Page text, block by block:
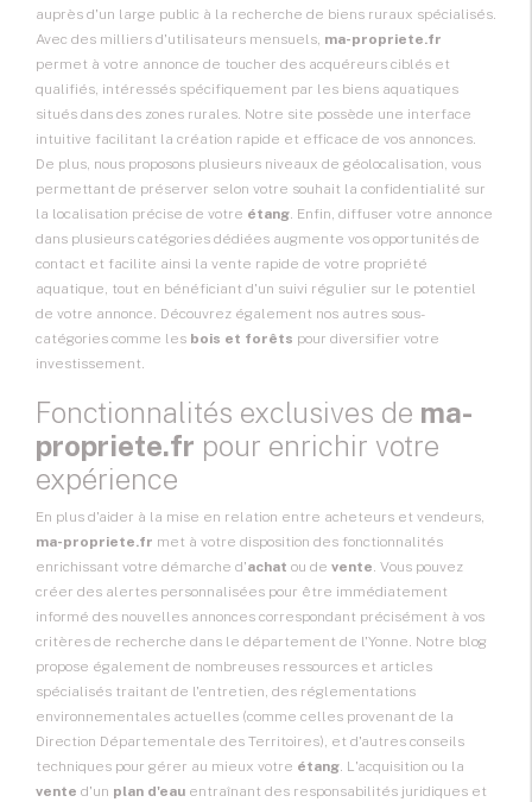
auprès d'un large public à la recherche de biens ruraux spécialisés.
Avec des milliers d'utilisateurs mensuels, ma-propriete.fr
permet à votre annonce de toucher des acquéreurs ciblés et
qualifiés, intéressés spécifiquement par les biens aquatiques
situés dans des zones rurales. Notre site possède une interface
intuitive facilitant la création rapide et efficace de vos annonces.
De plus, nous proposons plusieurs niveaux de géolocalisation, vous
permettant de préserver selon votre souhait la confidentialité sur
la localisation précise de votre étang. Enfin, diffuser votre annonce
dans plusieurs catégories dédiées augmente vos opportunités de
contact et facilite ainsi la vente rapide de votre propriété
aquatique, tout en bénéficiant d'un suivi régulier sur le potentiel
de votre annonce. Découvrez également nos autres sous-
catégories comme les bois et forêts pour diversifier votre
investissement.
Fonctionnalités exclusives de ma-
propriete.fr pour enrichir votre
expérience
En plus d'aider à la mise en relation entre acheteurs et vendeurs,
ma-propriete.fr met à votre disposition des fonctionnalités
enrichissant votre démarche d'achat ou de vente. Vous pouvez
créer des alertes personnalisées pour être immédiatement
informé des nouvelles annonces correspondant précisément à vos
critères de recherche dans le département de l'Yonne. Notre blog
propose également de nombreuses ressources et articles
spécialisés traitant de l'entretien, des réglementations
environnementales actuelles (comme celles provenant de la
Direction Départementale des Territoires), et d'autres conseils
techniques pour gérer au mieux votre étang. L'acquisition ou la
vente d'un plan d'eau entraînant des responsabilités juridiques et